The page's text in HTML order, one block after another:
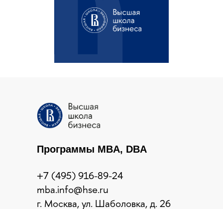
+7 (495) 916-89-24
Программы MBA, DBA
mba.info@hse.ru
г. Москва, ул. Шаболовка, д. 26